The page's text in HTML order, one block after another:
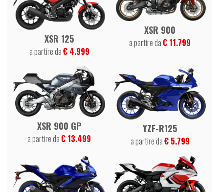
XSR 125
a partire da€ 4.999
XSR 900
a partire da€ 11.799
XSR 900 GP
a partire da€ 13.499
YZF-R125
a partire da€ 5.799